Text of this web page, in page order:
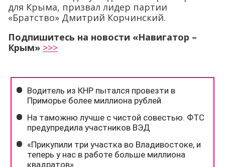
для Крыма, призвал лидер партии
«Братство» Дмитрий Корчинский.
Подпишитесь на новости «Навигатор –
Крым» >>>